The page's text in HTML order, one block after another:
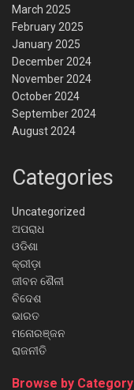
March 2025
February 2025
January 2025
December 2024
November 2024
October 2024
September 2024
August 2024
Categories
Uncategorized
ଅପରାଧ
ଓଡିଶା
କ୍ରୀଡ଼ା
ଜୀବନ ଶୈଳୀ
ବିଦେଶ
ଭାରତ
ମନୋରଞ୍ଜନ
ରାଜନୀତି
Browse by Category